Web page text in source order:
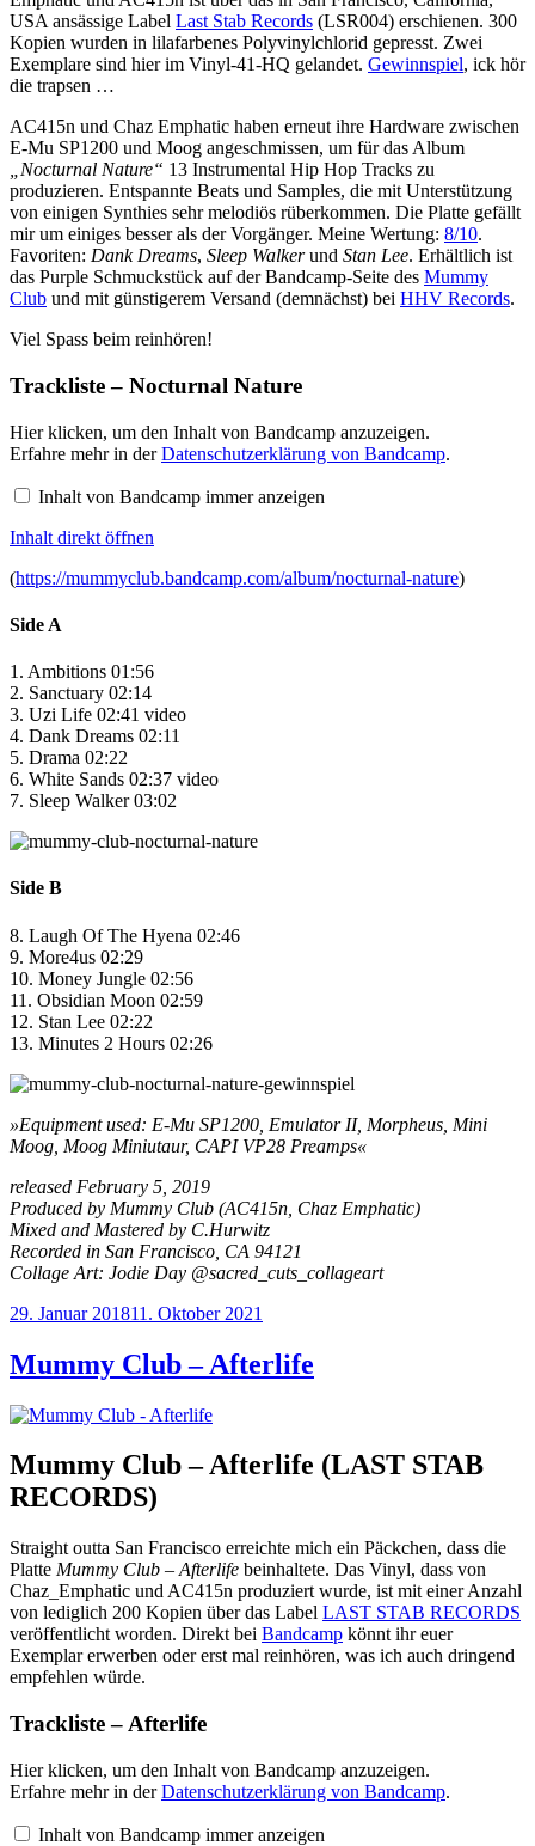
USA ansässige Label Last Stab Records ‎(LSR004) erschienen. 300
Kopien wurden in lilafarbenes Polyvinylchlorid gepresst. Zwei
Exemplare sind hier im Vinyl-41-HQ gelandet. Gewinnspiel, ick hör
die trapsen …
AC415n und Chaz Emphatic haben erneut ihre Hardware zwischen
E-Mu SP1200 und Moog angeschmissen, um für das Album
„Nocturnal Nature“ 13 Instrumental Hip Hop Tracks zu
produzieren. Entspannte Beats und Samples, die mit Unterstützung
von einigen Synthies sehr melodiös rüberkommen. Die Platte gefällt
mir um einiges besser als der Vorgänger. Meine Wertung: 8/10.
Favoriten: Dank Dreams, Sleep Walkerund Stan Lee. Erhältlich ist
das Purple Schmuckstück auf der Bandcamp-Seite des Mummy
Club und mit günstigerem Versand (demnächst) bei HHV Records.
Viel Spass beim reinhören!
Trackliste – Nocturnal Nature
Inhalt
von
Bandcamp
Hier klicken, um den Inhalt von Bandcamp anzuzeigen.
Erfahre mehr in derDatenschutzerklärung von Bandcamp.
Inhalt von Bandcamp immer anzeigen
Inhalt direkt öffnen
(https://mummyclub.bandcamp.com/album/nocturnal-nature)
Side A
1. Ambitions 01:56
2. Sanctuary 02:14
3. Uzi Life 02:41 video
4. Dank Dreams 02:11
5. Drama 02:22
6. White Sands 02:37 video
7. Sleep Walker 03:02
Side B
8. Laugh Of The Hyena 02:46
9. More4us 02:29
10. Money Jungle 02:56
11. Obsidian Moon 02:59
12. Stan Lee 02:22
13. Minutes 2 Hours 02:26
»Equipment used: E-Mu SP1200, Emulator II, Morpheus, Mini
Moog, Moog Miniutaur, CAPI VP28 Preamps«
released February 5, 2019
Produced by Mummy Club (AC415n, Chaz Emphatic)
Mixed and Mastered by C.Hurwitz
Recorded in San Francisco, CA 94121
Collage Art: Jodie Day @sacred_cuts_collageart
Veröffentlicht
29. Januar 201811. Oktober 2021
Mummy Club – Afterlife
Mummy Club – Afterlife (LAST STAB
RECORDS)
Straight outta San Francisco erreichte mich ein Päckchen, dass die
Platte Mummy Club – Afterlife beinhaltete. Das Vinyl, dass von
Chaz_Emphatic und AC415n produziert wurde, ist mit einer Anzahl
von lediglich 200 Kopien über das Label LAST STAB RECORDS
veröffentlicht worden. Direkt bei Bandcamp könnt ihr euer
Exemplar erwerben oder erst mal reinhören, was ich auch dringend
empfehlen würde.
Trackliste – Afterlife
Inhalt
von
Bandcamp
Hier klicken, um den Inhalt von Bandcamp anzuzeigen.
Erfahre mehr in derDatenschutzerklärung von Bandcamp.
Inhalt von Bandcamp immer anzeigen